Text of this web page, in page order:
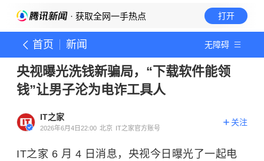
· 获取全网一手热点 打开
首页 新闻 无障碍
央视曝光洗钱新骗局，“下载软件能领
钱”让男子沦为电诈工具人
IT之家
2026年6月4日22:00 北京 IT之家官方账号
关注
IT之家 6 月 4 日消息，央视今日曝光了一起电